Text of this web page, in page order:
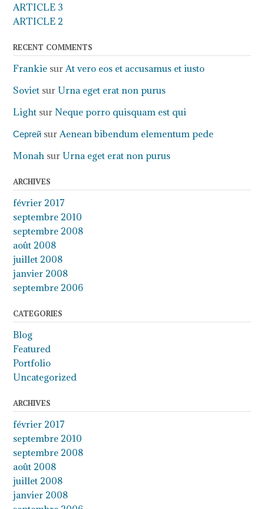
ARTICLE 3
ARTICLE 2
RECENT COMMENTS
Frankie sur At vero eos et accusamus et iusto
Soviet sur Urna eget erat non purus
Light sur Neque porro quisquam est qui
Сергей sur Aenean bibendum elementum pede
Monah sur Urna eget erat non purus
ARCHIVES
février 2017
septembre 2010
septembre 2008
août 2008
juillet 2008
janvier 2008
septembre 2006
CATEGORIES
Blog
Featured
Portfolio
Uncategorized
ARCHIVES
février 2017
septembre 2010
septembre 2008
août 2008
juillet 2008
janvier 2008